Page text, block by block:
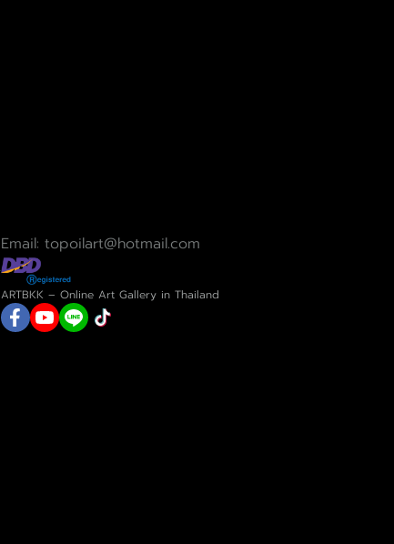
Email: topoilart@hotmail.com
ARTBKK – Online Art Gallery in Thailand